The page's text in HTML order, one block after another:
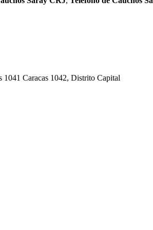
1041 Caracas 1042, Distrito Capital